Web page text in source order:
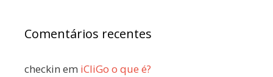
Comentários recentes
checkin em iCliGo o que é?